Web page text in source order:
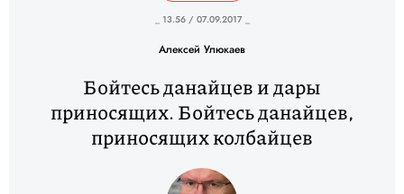
_ 13.56 / 07.09.2017 _
Алексей Улюкаев
Бойтесь данайцев и дары
приносящих. Бойтесь данайцев,
приносящих колбайцев